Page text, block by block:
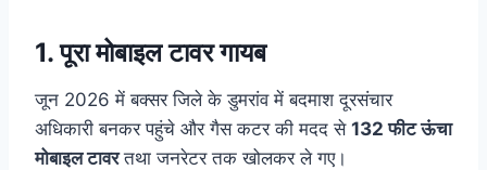
1. पूरा मोबाइल टावर गायब
जून 2026 में बक्सर जिले के डुमरांव में बदमाश दूरसंचार
अधिकारी बनकर पहुंचे और गैस कटर की मदद से 132 फीट ऊंचा
मोबाइल टावरतथा जनरेटर तक खोलकर ले गए।